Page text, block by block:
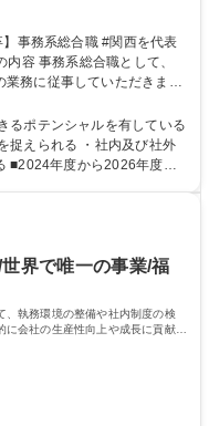
務に従事していただきま
務 ■海外に関係する各種業
適性及び将来のキャリアを
成】OJTでの現場育成や研
るポテンシャルを有している
捉えられる ・社内及び社外
気候変動による自然災害の
要性が高まっています。
の実現に貢献してまいりま
資格：
界で唯一の事業/福
、執務環境の整備や社内制度の検
会社の生産性向上や成長に貢献し